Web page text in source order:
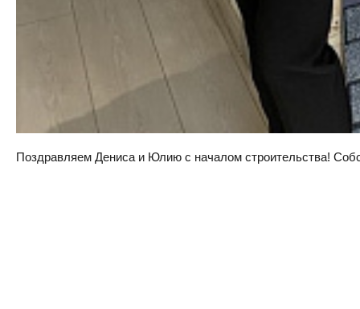
Поздравляем Дениса и Юлию с началом строительства!